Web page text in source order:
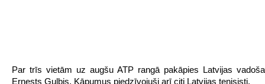
Par trīs vietām uz augšu ATP rangā pakāpies Latvijas
Ernests Gulbis. Kāpumus piedzīvojuši arī citi Latvijas tenisisti.